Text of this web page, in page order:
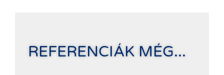
REFERENCIÁK MÉG...